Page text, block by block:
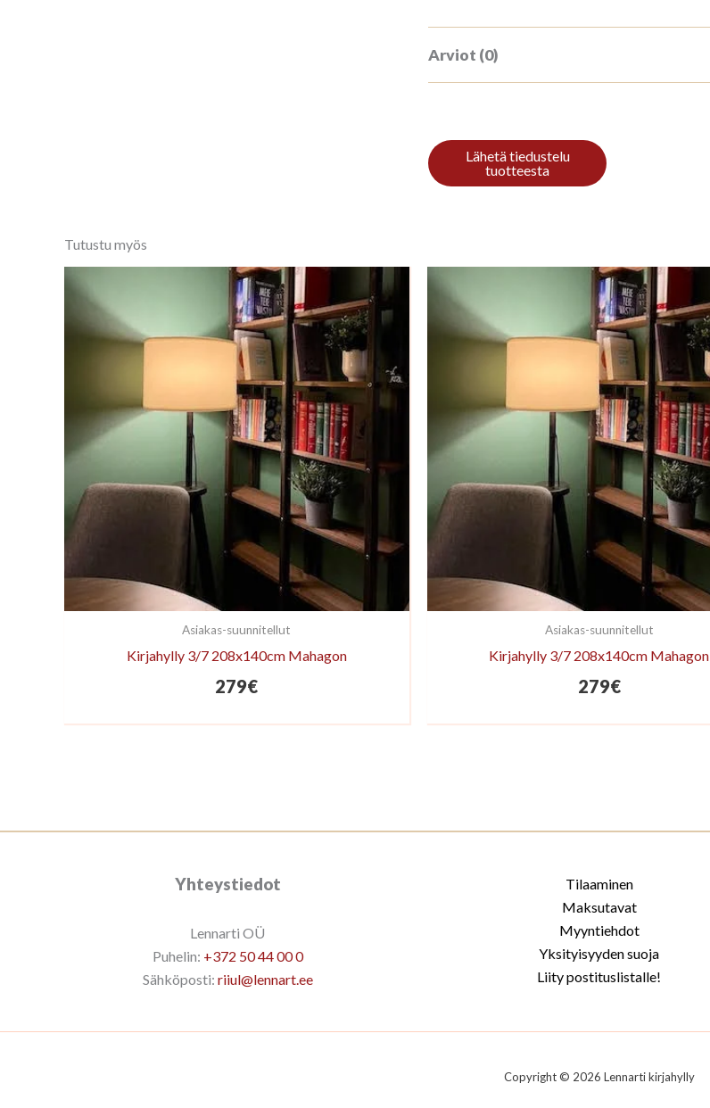
Arviot (0)
Kirjoita ensimmäinen arvio
Tutustu myös
Asiakas-suunnitellut
Kirjahylly 3/7 208x140cm Mahagon
279€
Asiakas-suunnitellut
Kirjahylly 3/7 208x140cm Mahagon
279€
Yhteystiedot
Lennarti OÜ
Puhelin: +372 50 44 00 0
Sähköposti: riiul@lennart.ee
Tilaaminen
Maksutavat
Myyntiehdot
Yksityisyyden suoja
Liity postituslistalle!
Copyright © 2026 Lennarti kirjahylly